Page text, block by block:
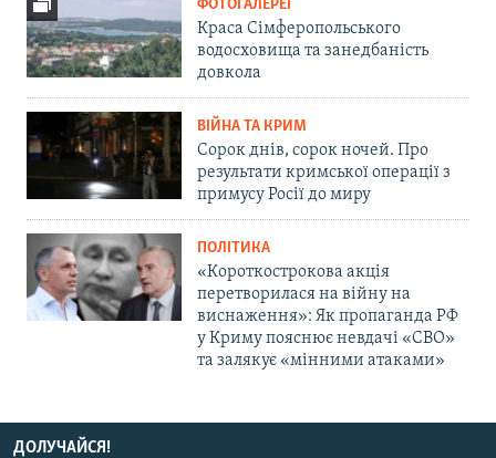
ФОТОГАЛЕРЕЇ
Краса Сімферопольського
водосховища та занедбаність
довкола
ВІЙНА ТА КРИМ
Сорок днів, сорок ночей. Про
результати кримської операції з
примусу Росії до миру
ПОЛІТИКА
«Короткострокова акція
перетворилася на війну на
виснаження»: Як пропаганда РФ
у Криму пояснює невдачі «СВО»
та залякує «мінними атаками»
ДОЛУЧАЙСЯ!